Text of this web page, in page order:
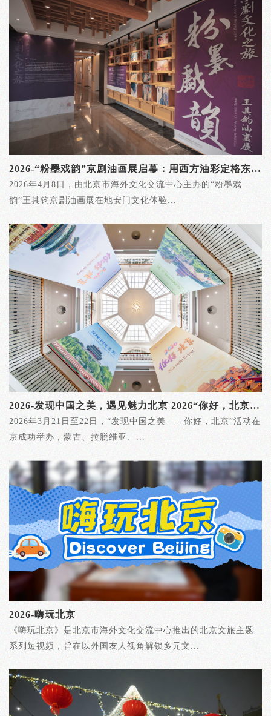
2026-“粉墨戏韵”京剧油画展启幕：用西方油彩定格东方国粹的永恒瞬间
2026年4月8日，由北京市海外文化交流中心主办的“粉墨戏
韵”王其钧京剧油画展在地安门文化体验...
2026-发现中国之美，遇见魅力北京 2026“你好，北京”文化活动成功举办
2026年3月21日至22日，“发现中国之美——你好，北京”活动在
京成功举办，蒙古、拉脱维亚、...
2026-嗨玩北京
《嗨玩北京》是北京市海外文化交流中心推出的北京文旅主题
系列短视频，旨在以外国友人视角解锁多元文...